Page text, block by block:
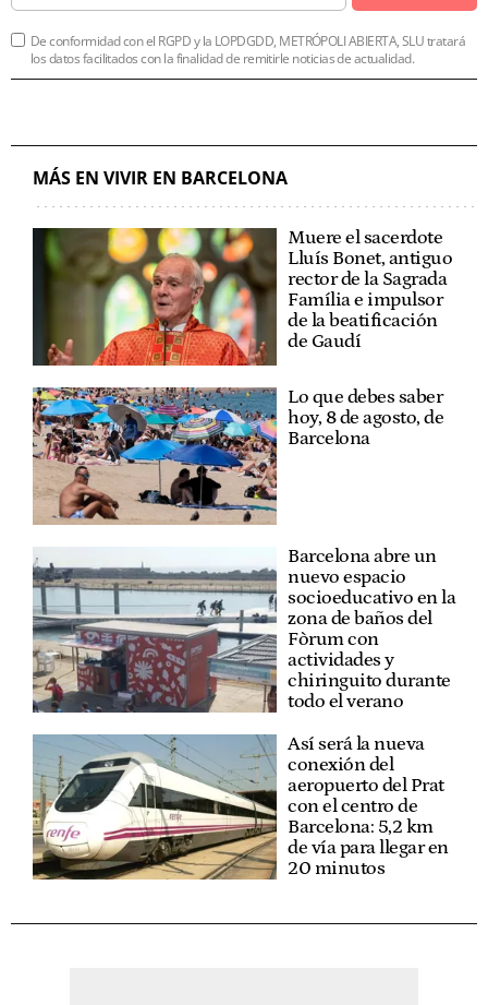
De conformidad con el RGPD y la LOPDGDD, METRÓPOLI ABIERTA, SLU tratará
los datos facilitados con la finalidad de remitirle noticias de actualidad.
MÁS EN VIVIR EN BARCELONA
Muere el sacerdote
Lluís Bonet, antiguo
rector de la Sagrada
Família e impulsor
de la beatificación
de Gaudí
Lo que debes saber
hoy, 8 de agosto, de
Barcelona
Barcelona abre un
nuevo espacio
socioeducativo en la
zona de baños del
Fòrum con
actividades y
chiringuito durante
todo el verano
Así será la nueva
conexión del
aeropuerto del Prat
con el centro de
Barcelona: 5,2 km
de vía para llegar en
20 minutos